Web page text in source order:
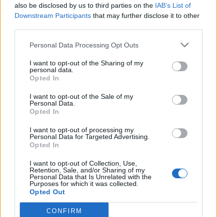
also be disclosed by us to third parties on the IAB’s List of
Downstream Participants that may further disclose it to other
Personal Data Processing Opt Outs
I want to opt-out of the Sharing of my
personal data.
Opted In
I want to opt-out of the Sale of my
Personal Data.
Opted In
I want to opt-out of processing my
Personal Data for Targeted Advertising.
Opted In
I want to opt-out of Collection, Use,
Retention, Sale, and/or Sharing of my
Personal Data that Is Unrelated with the
Purposes for which it was collected.
Opted Out
CONFIRM
Carbonia, l'ex presidente Canu: «Lasciai i
soldi per pagare le vertenze, Meloni si
assuma le responsabilità»
«Impossibilitati nel far fronte alle vertenze
dei giocatori»